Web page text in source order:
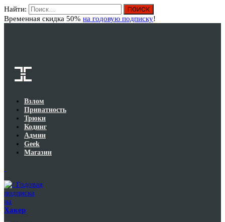
Найти:
Временная скидка 50% на годовую подписку!
Взлом
Приватность
Трюки
Кодинг
Админ
Geek
Магазин
Годовая
подписка
на
Хакер